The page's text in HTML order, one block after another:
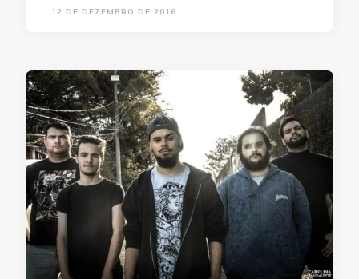
12 DE DEZEMBRO DE 2016